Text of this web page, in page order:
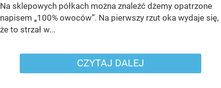
Na sklepowych półkach można znaleźć dżemy opatrzone
napisem „100% owoców”. Na pierwszy rzut oka wydaje się,
że to strzał w...
CZYTAJ DALEJ